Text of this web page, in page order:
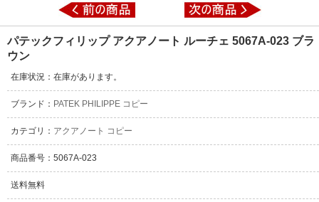
パテックフィリップ アクアノート ルーチェ 5067A-023 ブラ
ウン
在庫状況：在庫があります。
ブランド： PATEK PHILIPPE コピー
カテゴリ： アクアノート コピー
商品番号：5067A-023
送料無料